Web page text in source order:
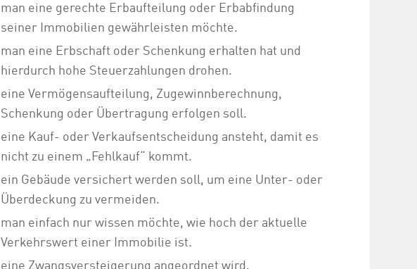
man eine gerechte Erbaufteilung oder Erbabfindung
seiner Immobilien gewährleisten möchte.
man eine Erbschaft oder Schenkung erhalten hat und
hierdurch hohe Steuerzahlungen drohen.
eine Vermögensaufteilung, Zugewinnberechnung,
Schenkung oder Übertragung erfolgen soll.
eine Kauf- oder Verkaufsentscheidung ansteht, damit es
nicht zu einem „Fehlkauf“ kommt.
ein Gebäude versichert werden soll, um eine Unter- oder
Überdeckung zu vermeiden.
man einfach nur wissen möchte, wie hoch der aktuelle
Verkehrswert einer Immobilie ist.
eine Zwangsversteigerung angeordnet wird.